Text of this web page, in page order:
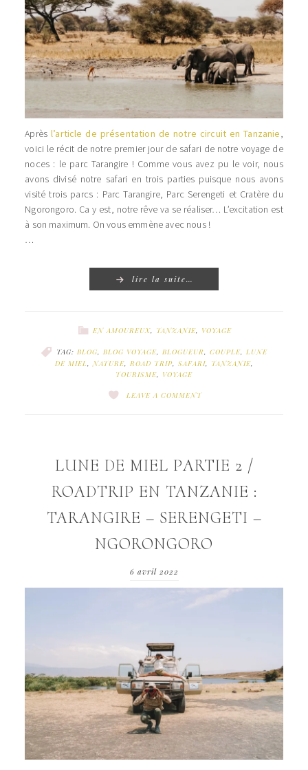
Aprèsl’article de présentation de notre circuit en Tanzanie,
voici le récit de notre premier jour de safari de notre voyage de
noces : le parc Tarangire ! Comme vous avez pu le voir, nous
avons divisé notre safari en trois parties puisque nous avons
visité trois parcs : Parc Tarangire, Parc Serengeti et Cratère du
Ngorongoro. Ca y est, notre rêve va se réaliser… L’excitation est
à son maximum. On vous emmène avec nous !
…
lire la suite…
EN AMOUREUX, TANZANIE, VOYAGE
TAG: BLOG, BLOG VOYAGE, BLOGUEUR, COUPLE, LUNE
DE MIEL,NATURE, ROAD TRIP, SAFARI, TANZANIE,
TOURISME, VOYAGE
LEAVE A COMMENT
LUNE DE MIEL PARTIE 2 /
ROADTRIP EN TANZANIE :
TARANGIRE – SERENGETI –
NGORONGORO
6 avril 2022